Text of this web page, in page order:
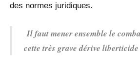
des normes juridiques.
Il faut mener ensemble le
cette très grave dérive